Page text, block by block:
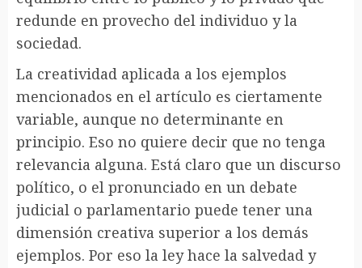
redunde en provecho del individuo y la
sociedad.
La creatividad aplicada a los ejemplos
mencionados en el artículo es ciertamente
variable, aunque no determinante en
principio. Eso no quiere decir que no tenga
relevancia alguna. Está claro que un discurso
político, o el pronunciado en un debate
judicial o parlamentario puede tener una
dimensión creativa superior a los demás
ejemplos. Por eso la ley hace la salvedad y